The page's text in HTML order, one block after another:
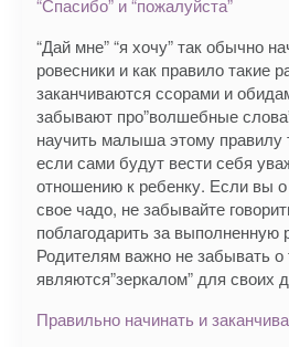
“Спасибо” и “пожалуйста”
“Дай мне” “я хочу” так обычно
ровесники и как правило такие
заканчиваются ссорами и
забывают про”волшебные
научить малыша этому правилу
если сами будут вести себя
отношению к ребенку. Если вы
свое чадо, не забывайте
поблагодарить за выполненную
Родителям важно не забывать о
являются”зеркалом” для своих
Правильно начинать и